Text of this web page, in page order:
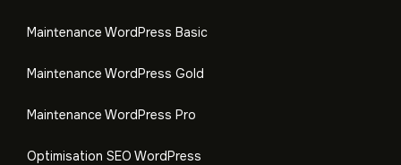
Maintenance WordPress Basic
Maintenance WordPress Gold
Maintenance WordPress Pro
Optimisation SEO WordPress